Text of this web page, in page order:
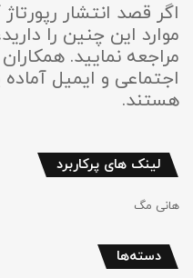
اگر قصد انتشار
موارد این چنین را
مراجعه نمایید.
اجتماعی و ایمیل
هستند.
لینک های پرکاربرد
هانی مگ
دسته‌ها